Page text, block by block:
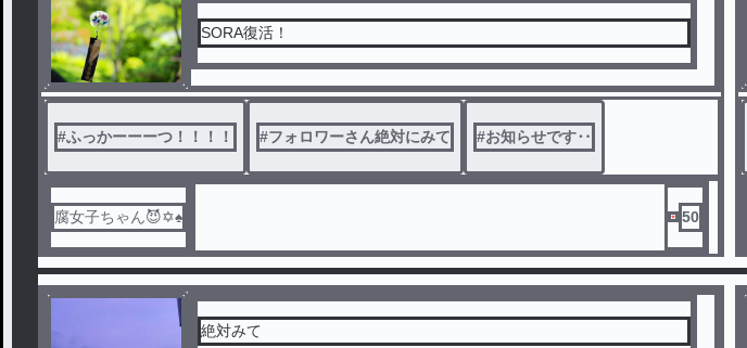
SORA復活！
#ふっかーーーつ！！！！ #フォロワーさん絶対にみて #お知らせです‥
腐女子ちゃん😈✡♠️ 50
絶対みて